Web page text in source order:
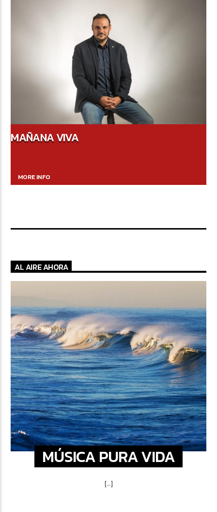
MAÑANA VIVA
MORE INFO
AL AIRE AHORA
MÚSICA PURA VIDA
[...]